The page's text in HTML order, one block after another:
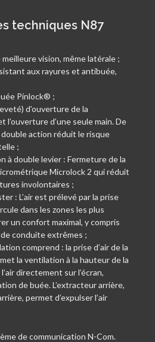
techniques N87
vision, même latérale ;
aux rayures et antibuée,
Pinlock® ;
d’ouverture de la
l’ouverture d’une seule main. De
double action réduit le risque
;
à double levier : Fermeture de la
Microlock 2 qui réduit
involontaires ;
: L’air est prélevé par la prise
dans les zones les plus
un confort maximal, y compris
conduite extrêmes ;
comprend : la prise d’air de la
la ventilation à la hauteur de la
directement sur l’écran,
de buée. L’extracteur arrière,
permet d’expulser l’air
de communication N-Com.